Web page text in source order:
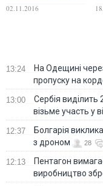
тиску на Росію
02.11.2016
13:24
На Одещині
пропуску на
13:00
Сербія виділить
візьме участь у
12:37
Болгарія
з дроном
28
12:13
Пентагон
виробництво